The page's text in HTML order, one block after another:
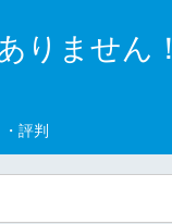
りません！
評判